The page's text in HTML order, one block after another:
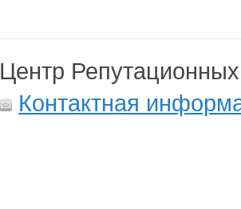
Центр
Контактная